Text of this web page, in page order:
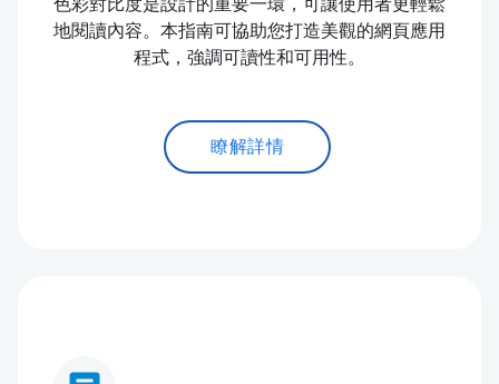
地閱讀內容。本指南可協助您打造美觀的網頁應用
程式，強調可讀性和可用性。
瞭解詳情